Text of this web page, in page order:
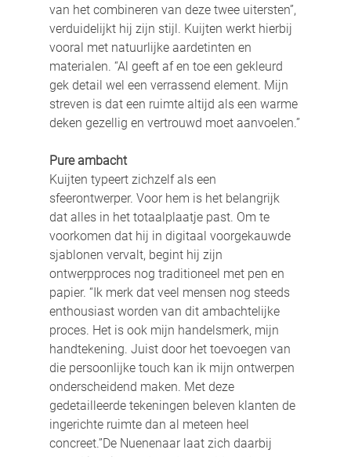
van het combineren van deze twee uitersten”,
verduidelijkt hij zijn stijl. Kuijten werkt hierbij
vooral met natuurlijke aardetinten en
materialen. “Al geeft af en toe een gekleurd
gek detail wel een verrassend element. Mijn
streven is dat een ruimte altijd als een warme
deken gezellig en vertrouwd moet aanvoelen.”
Pure ambacht
Kuijten typeert zichzelf als een
sfeerontwerper. Voor hem is het belangrijk
dat alles in het totaalplaatje past. Om te
voorkomen dat hij in digitaal voorgekauwde
sjablonen vervalt, begint hij zijn
ontwerpproces nog traditioneel met pen en
papier. “Ik merk dat veel mensen nog steeds
enthousiast worden van dit ambachtelijke
proces. Het is ook mijn handelsmerk, mijn
handtekening. Juist door het toevoegen van
die persoonlijke touch kan ik mijn ontwerpen
onderscheidend maken. Met deze
gedetailleerde tekeningen beleven klanten de
ingerichte ruimte dan al meteen heel
concreet.”De Nuenenaar laat zich daarbij